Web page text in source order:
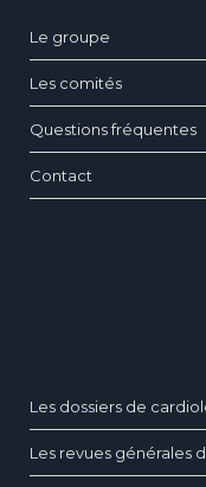
Le groupe
Les comités
Questions fréquentes
Contact
Les dossiers de
Les revues générales